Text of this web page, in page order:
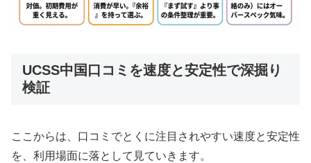
UCSS中国口コミを速度と安定性で深掘り
検証
ここからは、口コミでとくに注目されやすい速度と安定性
を、利用場面に落として見ていきます。